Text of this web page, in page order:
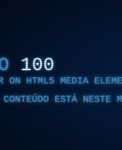
100
ON HTML5 MEDIA
ESTÁ NESTE